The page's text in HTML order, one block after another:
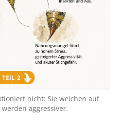
nicht: Sie weichen auf
aggressiver.